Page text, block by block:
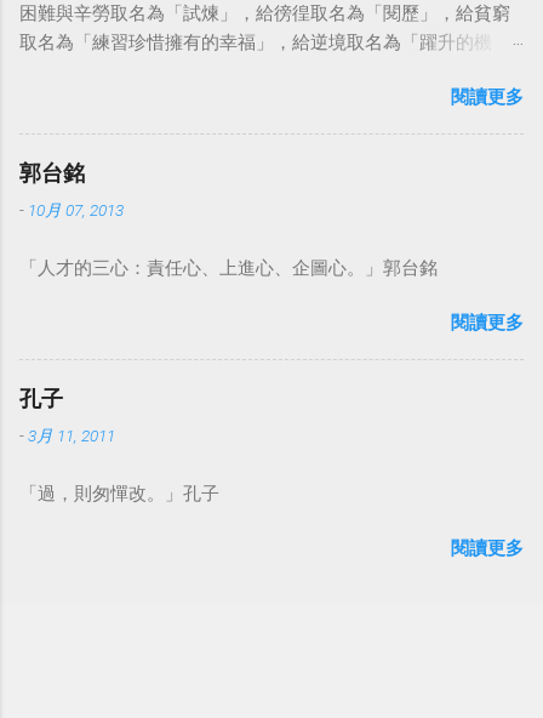
困難與辛勞取名為「試煉」，給徬徨取名為「閱歷」，給貧窮
取名為「練習珍惜擁有的幸福」，給逆境取名為「躍升的機
點看事情，就不會覺得活著是一件沉重的事。#超譯尼采 — 中
華名言 - Chinese Quotes (@chinese_quotes) May 23, 2023
閱讀更多
郭台銘
- 10月 07, 2013
「人才的三心：責任心、上進心、企圖心。」郭台銘
閱讀更多
孔子
-3月 11, 2011
「過，則匆憚改。」孔子
閱讀更多